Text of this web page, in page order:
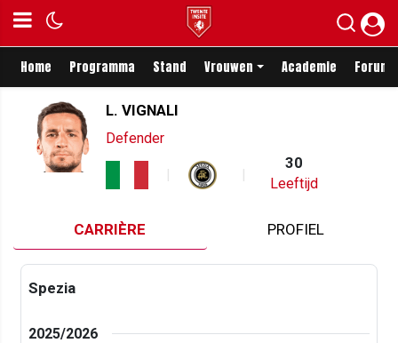
Home Programma Stand Vrouwen Academie Forum
L. VIGNALI
Defender
30
Leeftijd
CARRIÈRE PROFIEL
Spezia
2025/2026